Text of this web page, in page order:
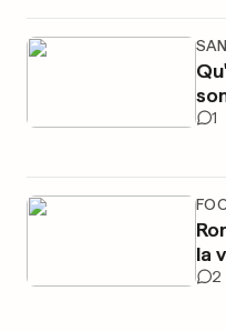
1
la
2